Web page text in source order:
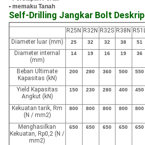
• memaku Tanah
Self-Drilling Jangkar Bolt
R25N R32N R32S R38N
Diameter luar (mm)
25 32 32 38 51
Diameter internal
(mm)
14 19 16 19 36
Beban Ultimate
Kapasitas (kN)
200 280 360 500 550
Yield Kapasitas
Angkut (kN)
150 230 280 400 450
Kekuatan tarik, Rm
(N / mm2)
800 800 800 800 800
Menghasilkan
Kekuatan, Rp0,2 (N /
mm2)
650 650 650 650 650